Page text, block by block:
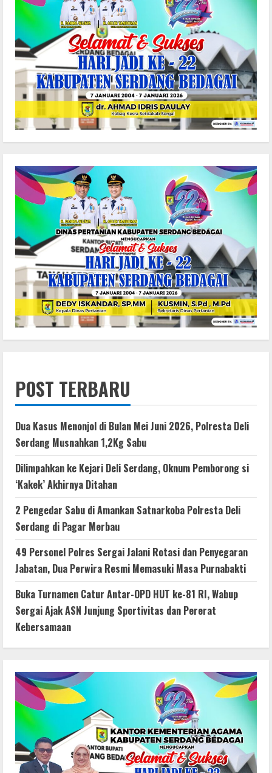
POST TERBARU
Dua Kasus Menonjol di Bulan Mei Juni 2026, Polresta Deli
Serdang Musnahkan 1,2Kg Sabu
Dilimpahkan ke Kejari Deli Serdang, Oknum Pemborong si
‘Kakek’ Akhirnya Ditahan
2 Pengedar Sabu di Amankan Satnarkoba Polresta Deli
Serdang di Pagar Merbau
49 Personel Polres Sergai Jalani Rotasi dan Penyegaran
Jabatan, Dua Perwira Resmi Memasuki Masa Purnabakti
Buka Turnamen Catur Antar-OPD HUT ke-81 RI, Wabup
Sergai Ajak ASN Junjung Sportivitas dan Pererat
Kebersamaan